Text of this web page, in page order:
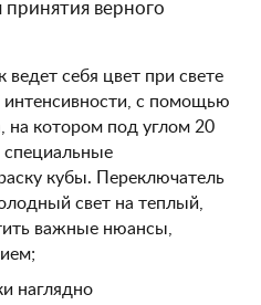
верного
ведет себя цвет при свете
интенсивности, с помощью
на котором под углом 20
кубы. Переключатель
свет на теплый,
важные нюансы,
наглядно